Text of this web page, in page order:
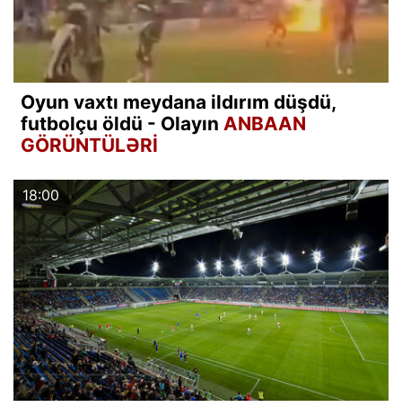
Oyun vaxtı meydana ildırım düşdü,
futbolçu öldü - Olayın ANBAAN
GÖRÜNTÜLƏRİ
18:00